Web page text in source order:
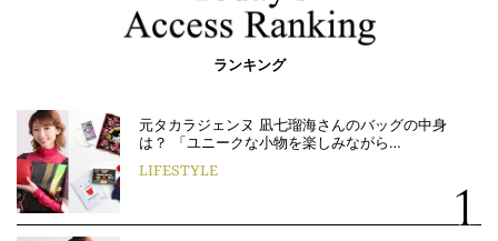
ランキング
元タカラジェンヌ 凪七瑠海さんのバッグの中身
は？ 「ユニークな小物を楽しみながら…
LIFESTYLE